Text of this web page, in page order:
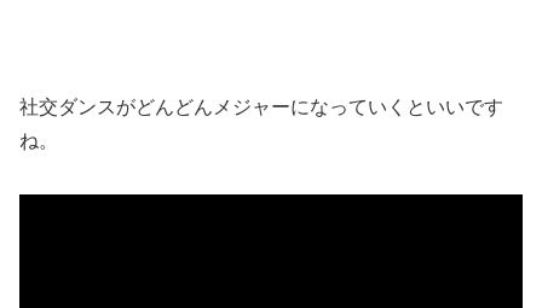
社交ダンスがどんどんメジャーになっていくといいです
ね。